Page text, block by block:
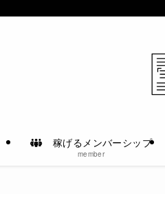
稼げるメンバーシップ
member